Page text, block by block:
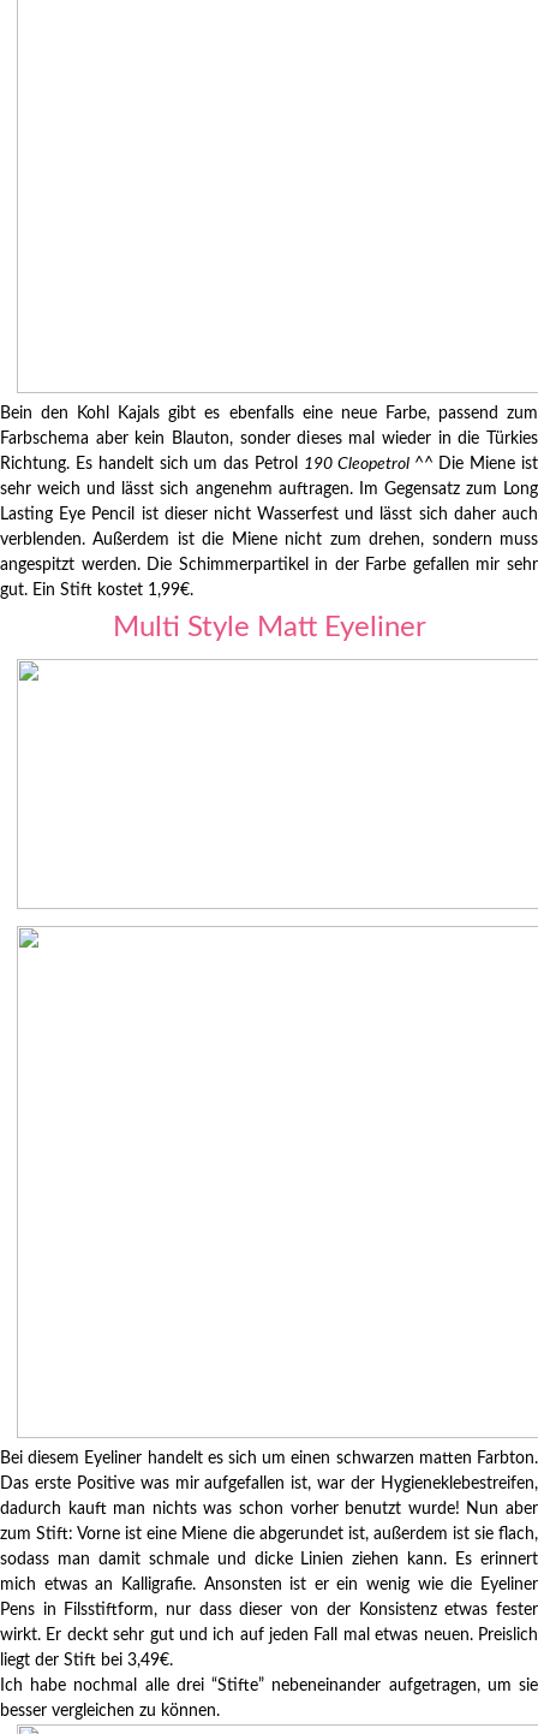
Bein den Kohl Kajals gibt es ebenfalls eine neue Farbe, passend zum
Farbschema aber kein Blauton, sonder dieses mal wieder in die Türkies
Richtung. Es handelt sich um das Petrol 190 Cleopetrol ^^ Die Miene ist
sehr weich und lässt sich angenehm auftragen. Im Gegensatz zum Long
Lasting Eye Pencil ist dieser nicht Wasserfest und lässt sich daher auch
verblenden. Außerdem ist die Miene nicht zum drehen, sondern muss
angespitzt werden. Die Schimmerpartikel in der Farbe gefallen mir sehr
gut. Ein Stift kostet 1,99€.
Multi Style Matt Eyeliner
Bei diesem Eyeliner handelt es sich um einen schwarzen matten Farbton.
Das erste Positive was mir aufgefallen ist, war der Hygieneklebestreifen,
dadurch kauft man nichts was schon vorher benutzt wurde! Nun aber
zum Stift: Vorne ist eine Miene die abgerundet ist, außerdem ist sie flach,
sodass man damit schmale und dicke Linien ziehen kann. Es erinnert
mich etwas an Kalligrafie. Ansonsten ist er ein wenig wie die Eyeliner
Pens in Filsstiftform, nur dass dieser von der Konsistenz etwas fester
wirkt. Er deckt sehr gut und ich auf jeden Fall mal etwas neuen. Preislich
liegt der Stift bei 3,49€.
Ich habe nochmal alle drei “Stifte” nebeneinander aufgetragen, um sie
besser vergleichen zu können.